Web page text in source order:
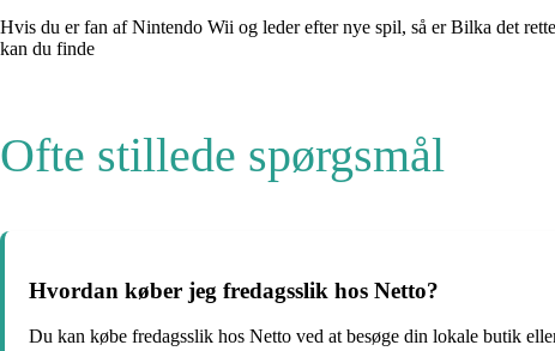
Hvis du er fan af Nintendo Wii og leder efter nye spil, så er Bilka det
kan du finde
Ofte stillede spørgsmål
Hvordan køber jeg fredagsslik hos Netto?
Du kan købe fredagsslik hos Netto ved at besøge din lokale butik